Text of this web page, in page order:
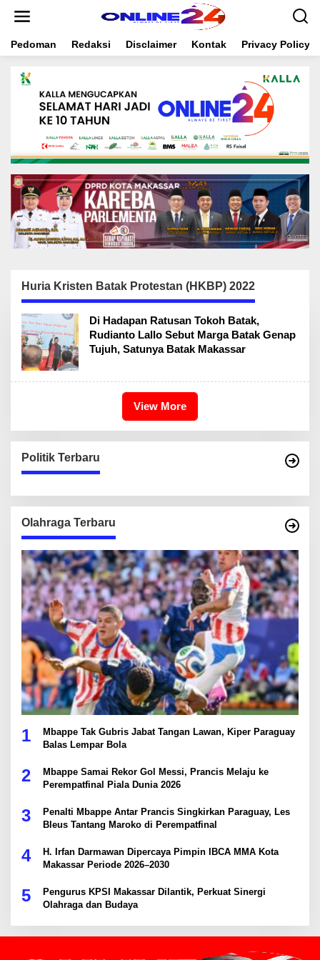
t
Pedoman Redaksi Disclaimer Kontak Privacy Policy
Huria Kristen Batak Protestan (HKBP) 2022
Di Hadapan Ratusan Tokoh Batak,
Rudianto Lallo Sebut Marga Batak Genap
Tujuh, Satunya Batak Makassar
View More
Politik Terbaru
Olahraga Terbaru
1
Mbappe Tak Gubris Jabat Tangan Lawan, Kiper Paraguay
Balas Lempar Bola
2
Mbappe Samai Rekor Gol Messi, Prancis Melaju ke
Perempatfinal Piala Dunia 2026
3
Penalti Mbappe Antar Prancis Singkirkan Paraguay, Les
Bleus Tantang Maroko di Perempatfinal
4
H. Irfan Darmawan Dipercaya Pimpin IBCA MMA Kota
Makassar Periode 2026–2030
5
Pengurus KPSI Makassar Dilantik, Perkuat Sinergi
Olahraga dan Budaya